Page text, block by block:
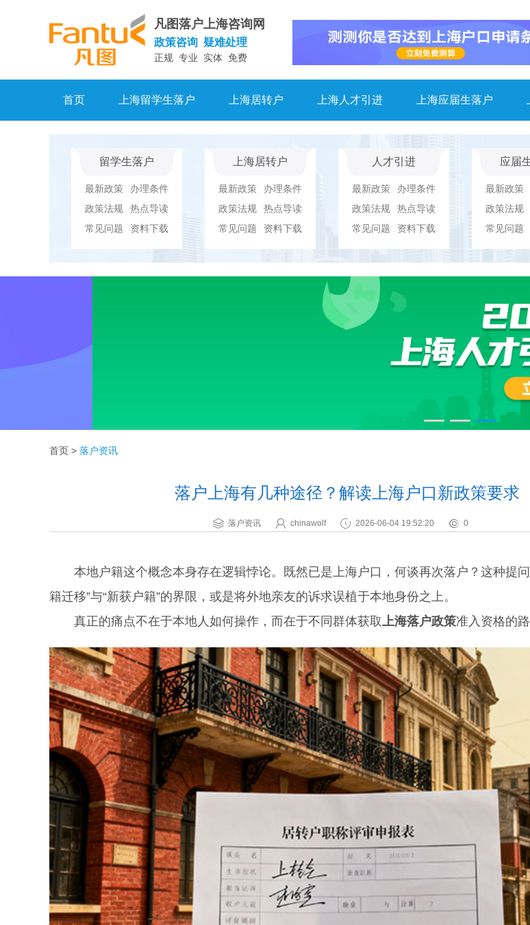
凡图落户上海咨询网
政策咨询 疑难处理
正规 专业 实体 免费
首页 上海留学生落户 上海居转户 上海人才引进 上海应届生落户
留学生落户
最新政策
办理条件
政策法规
热点导读
常见问题
资料下载
上海居转户
最新政策
办理条件
政策法规
热点导读
常见问题
资料下载
人才引进
最新政策
办理条件
政策法规
热点导读
常见问题
资料下载
应届
最新政策
政策法规
常见问题
首页 > 落户资讯
落户上海有几种途径？解读上海户口新政策要求
落户资讯 chinawolf 2026-06-04 19:52:20 0
本地户籍这个概念本身存在逻辑悖论。既然已是上海户口，何谈再次落户？这种提问
籍迁移”与“新获户籍”的界限，或是将外地亲友的诉求误植于本地身份之上。
真正的痛点不在于本地人如何操作，而在于不同群体获取上海落户政策准入资格的